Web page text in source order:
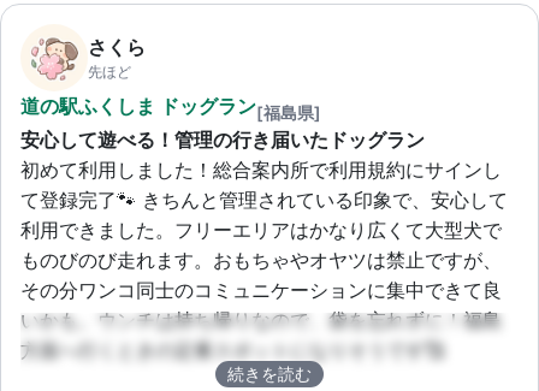
さくら
先ほど
道の駅ふくしま ドッグラン[福島県]
安心して遊べる！管理の行き届いたドッグラン
初めて利用しました！総合案内所で利用規約にサインし
て登録完了🐾 きちんと管理されている印象で、安心して
利用できました。フリーエリアはかなり広くて大型犬で
ものびのび走れます。おもちゃやオヤツは禁止ですが、
その分ワンコ同士のコミュニケーションに集中できて良
いかも。ウンチは持ち帰りなので、袋を忘れずに！福島
方面へ行くときの定番スポットになりそうです🥰
続きを読む